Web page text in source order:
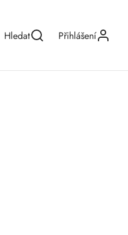
Hledat Přihlášení